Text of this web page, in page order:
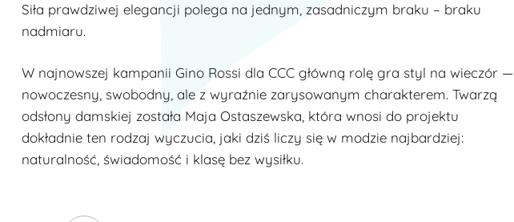
Siła prawdziwej elegancji polega na jednym, zasadniczym braku – braku
nadmiaru.
W najnowszej kampanii Gino Rossi dla CCC główną rolę gra styl na wieczór —
nowoczesny, swobodny, ale z wyraźnie zarysowanym charakterem. Twarzą
odsłony damskiej została Maja Ostaszewska, która wnosi do projektu
dokładnie ten rodzaj wyczucia, jaki dziś liczy się w modzie najbardziej:
naturalność, świadomość i klasę bez wysiłku.